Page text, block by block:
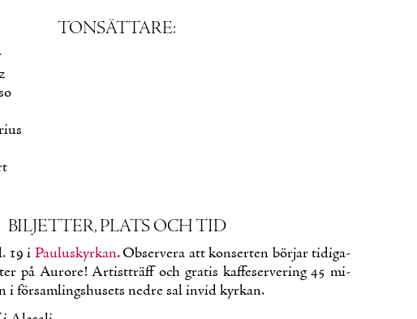
TON­SÄT­TA­RE:
BIL­JET­TER, PLATS OCH TID
19 iPau­lus­kyr­kan. Ob­ser­ve­ra att kon­ser­ten bör­jar ti­di­ga­
på Au­ro­re! Ar­tistt­räff och gra­tis kaf­fe­ser­ve­ring 45 mi­
i för­sam­lings­husets nedre sal in­vid kyr­kan.